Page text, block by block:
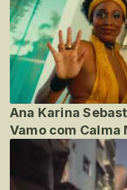
Ana Karina
Vamo com